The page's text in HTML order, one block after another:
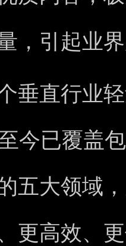
，引起业
垂直行业
今已覆盖
五大领域
更高效、